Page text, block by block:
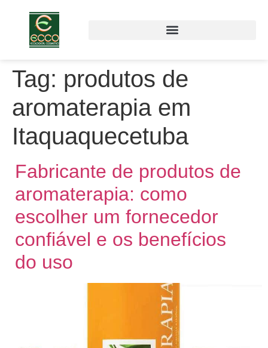
Tag: produtos de
aromaterapia em
Itaquaquecetuba
Fabricante de produtos de
aromaterapia: como
escolher um fornecedor
confiável e os benefícios
do uso